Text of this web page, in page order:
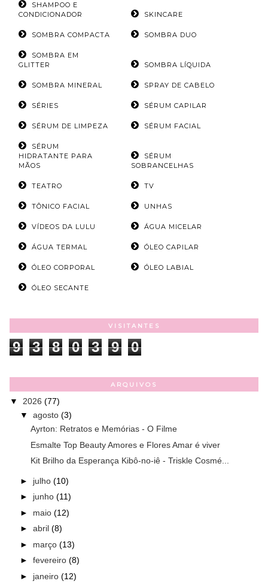
SHAMPOO E
CONDICIONADOR
SKINCARE
SOMBRA COMPACTA SOMBRA DUO
SOMBRA EM
GLITTER
SOMBRA LÍQUIDA
SOMBRA MINERAL SPRAY DE CABELO
SÉRIES SÉRUM CAPILAR
SÉRUM DE LIMPEZA SÉRUM FACIAL
SÉRUM
HIDRATANTE PARA
MÃOS
SÉRUM
SOBRANCELHAS
TEATRO TV
TÔNICO FACIAL UNHAS
VÍDEOS DA LULU ÁGUA MICELAR
ÁGUA TERMAL ÓLEO CAPILAR
ÓLEO CORPORAL ÓLEO LABIAL
ÓLEO SECANTE
VISITANTES
9 3 8 0 3 9 0
ARQUIVOS
▼ 2026 (77)
▼ agosto (3)
Ayrton: Retratos e Memórias - O Filme
Esmalte Top Beauty Amores e Flores Amar é viver
Kit Brilho da Esperança Kibô-no-iê - Triskle Cosmé...
► julho (10)
► junho (11)
► maio (12)
► abril (8)
► março (13)
► fevereiro (8)
► janeiro (12)